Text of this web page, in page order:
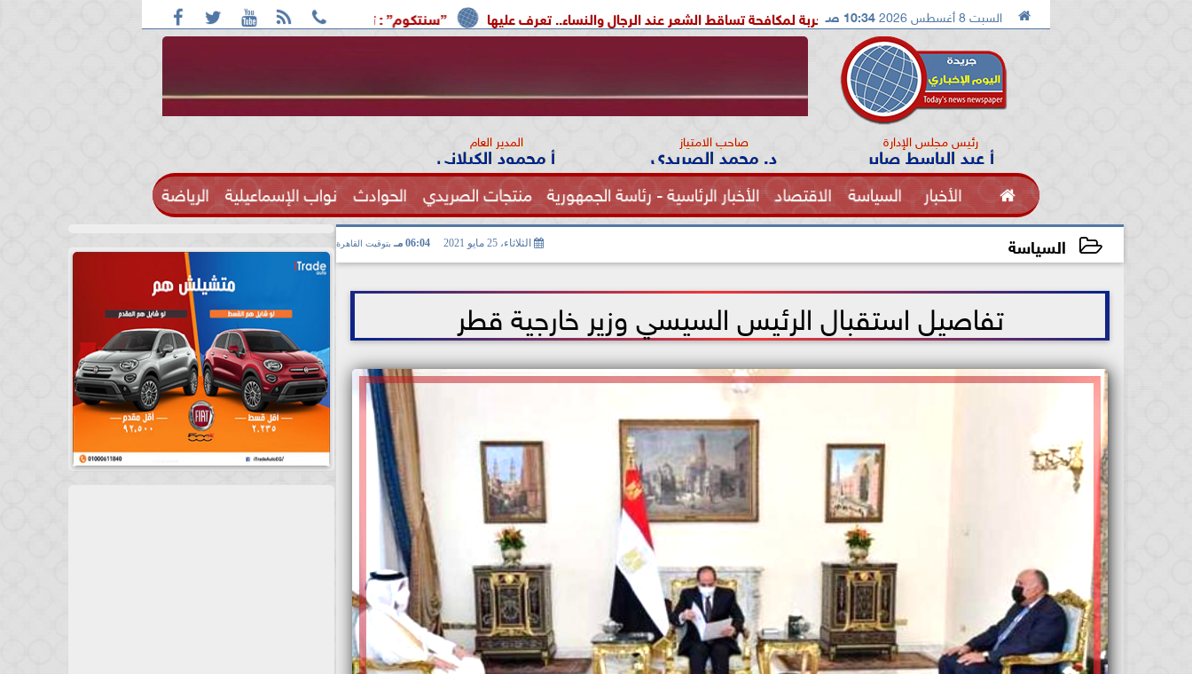
      السبت 8 أغسطس 2026 10:34 صـ ”سنتكوم” : تغيير مسار 51 سفينة وتعطيل اثنتين ضمن إجراءات حصار إيران 6 طرق مجربة لمكافحة تساقط الشعر عند الرجال والنساء.. تعرف عليها
رئيس مجلس الإدارة
أ عبد الباسط صابر صاحب الامتياز
د. محمد الصريدي المدير العام
أ محمود الكيلاني
 الأخبار السياسة الاقتصاد الأخبار الرئاسية - رئاسة الجمهورية منتجات الصريدي الحوادث نواب الإسماعيلية الرياضة
الفنون الصحة السياسة الثلاثاء، 25 مايو 2021 06:04 مـ بتوقيت القاهرة
تفاصيل استقبال الرئيس السيسي وزير خارجية قطر